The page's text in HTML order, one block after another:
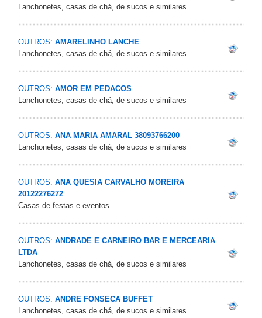
Lanchonetes, casas de chá, de sucos e similares
OUTROS: AMARELINHO LANCHE
Lanchonetes, casas de chá, de sucos e similares
OUTROS: AMOR EM PEDACOS
Lanchonetes, casas de chá, de sucos e similares
OUTROS: ANA MARIA AMARAL 38093766200
Lanchonetes, casas de chá, de sucos e similares
OUTROS: ANA QUESIA CARVALHO MOREIRA
20122276272
Casas de festas e eventos
OUTROS: ANDRADE E CARNEIRO BAR E MERCEARIA
LTDA
Lanchonetes, casas de chá, de sucos e similares
OUTROS: ANDRE FONSECA BUFFET
Lanchonetes, casas de chá, de sucos e similares